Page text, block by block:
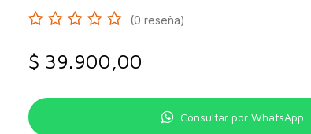
(0 reseña)
$ 39.900,00
Consultar por WhatsApp